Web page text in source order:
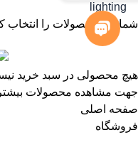
lighting
شما این محصولات را انتخاب
هیچ محصولی در سبد خرید
جهت مشاهده محصولات بیشتر
صفحه اصلی
فروشگاه